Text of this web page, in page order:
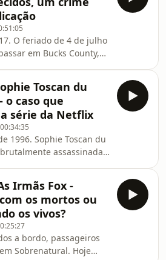
O feriado de 4 de julho
em Bucks County,
uma noite comum de
deles volta.O que
de Jimi
Finocchiaro, Tom Meo e
Uma fazenda de 90
suspeito. E um crime
Toscan du
o caso que
série da Netflix
00:34:35
1996. Sophie Toscan du
assassinada
em um vilarejo pacato
NESTE EPISÓDIO VOCÊ
- Como aquele
se tornou o cenário do
de Sophie- As
arrepiantes que
últimos dias - As falhas
Irmãs Fox -
os mortos ou
os vivos?
a bordo, passageiros
Sobrenatural. Hoje